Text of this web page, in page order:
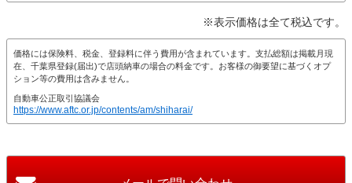
※表示価格は全て税込です。
価格には保険料、税金、登録料に伴う費用が含まれています。支払総額は掲載月現
在、千葉県登録(届出)で店頭納車の場合の料金です。お客様の御要望に基づくオプ
ション等の費用は含みません。
自動車公正取引協議会
https://www.aftc.or.jp/contents/am/shiharai/